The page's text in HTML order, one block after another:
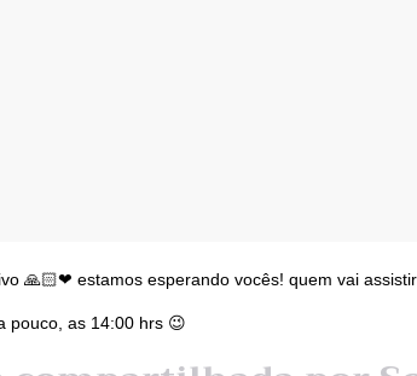
🙏🏻❤ estamos esperando vocês! quem vai
pouco, as 14:00 hrs 😉